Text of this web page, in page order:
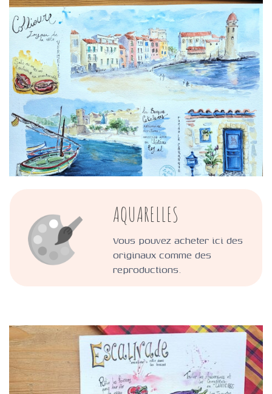
AQUARELLES
Vous pouvez acheter ici des
originaux comme des
reproductions.